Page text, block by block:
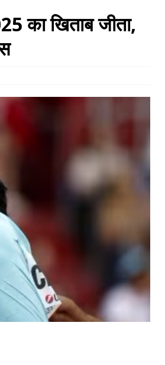
का खिताब जीता,